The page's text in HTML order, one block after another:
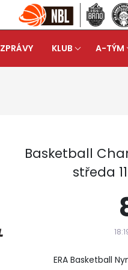
ZPRÁVY KLUB
A-TÝM
Basketball
středa
ERA Basketball